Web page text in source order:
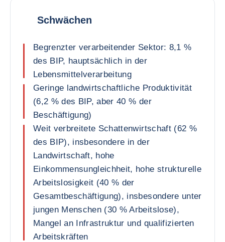
Schwächen
Begrenzter verarbeitender Sektor: 8,1 %
des BIP, hauptsächlich in der
Lebensmittelverarbeitung
Geringe landwirtschaftliche Produktivität
(6,2 % des BIP, aber 40 % der
Beschäftigung)
Weit verbreitete Schattenwirtschaft (62 %
des BIP), insbesondere in der
Landwirtschaft, hohe
Einkommensungleichheit, hohe strukturelle
Arbeitslosigkeit (40 % der
Gesamtbeschäftigung), insbesondere unter
jungen Menschen (30 % Arbeitslose),
Mangel an Infrastruktur und qualifizierten
Arbeitskräften